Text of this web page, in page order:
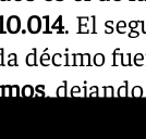
. El
décimo
,
se